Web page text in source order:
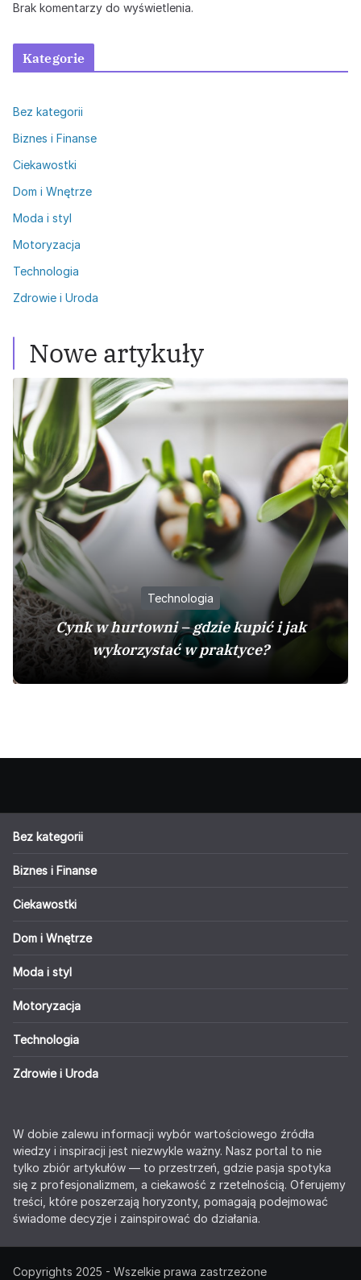
Brak komentarzy do wyświetlenia.
Kategorie
Bez kategorii
Biznes i Finanse
Ciekawostki
Dom i Wnętrze
Moda i styl
Motoryzacja
Technologia
Zdrowie i Uroda
Nowe artykuły
Technologia
Cynk w hurtowni – gdzie kupić i jak
wykorzystać w praktyce?
Bez kategorii
Biznes i Finanse
Ciekawostki
Dom i Wnętrze
Moda i styl
Motoryzacja
Technologia
Zdrowie i Uroda
W dobie zalewu informacji wybór wartościowego źródła
wiedzy i inspiracji jest niezwykle ważny. Nasz portal to nie
tylko zbiór artykułów — to przestrzeń, gdzie pasja spotyka
się z profesjonalizmem, a ciekawość z rzetelnością. Oferujemy
treści, które poszerzają horyzonty, pomagają podejmować
świadome decyzje i zainspirować do działania.
Copyrights 2025 - Wszelkie prawa zastrzeżone